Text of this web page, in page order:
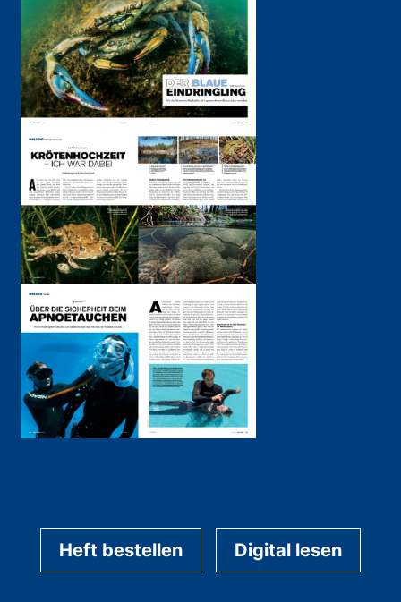
Heft bestellen Digital lesen